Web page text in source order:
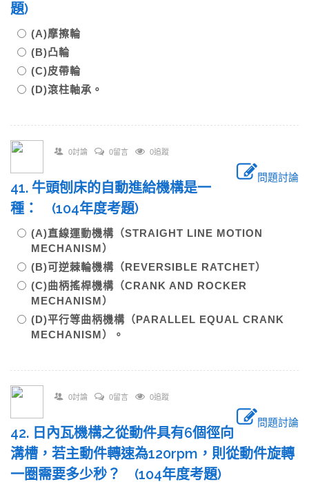
題)
(A)摩擦輪
(B)凸輪
(C)皮帶輪
(D)滾柱軸承。
0討論 0留言 0追蹤
問題討論
41. 牛頭刨床的自動進給機構是一
種： (104年度考題)
(A)直線運動機構（STRAIGHT LINE MOTION
MECHANISM）
(B)可逆棘輪機構（REVERSIBLE RATCHET）
(C)曲柄搖桿機構（CRANK AND ROCKER
MECHANISM）
(D)平行等曲柄機構（PARALLEL EQUAL CRANK
MECHANISM）。
0討論 0留言 0追蹤
問題討論
42. 日內瓦機構之從動件具有6個徑向
溝槽，若主動件轉速為120rpm，則從動件旋轉
一圈需要多少秒？ (104年度考題)